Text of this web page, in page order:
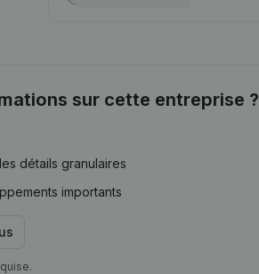
sur cette entreprise ?
détails granulaires
importants